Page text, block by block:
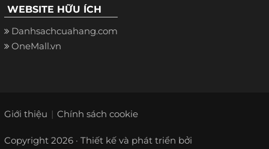
WEBSITE HỮU ÍCH
Danhsachcuahang.com
OneMall.vn
Giới thiệu Chính sách cookie
Copyright 2026 · Thiết kế và phát triển bởi